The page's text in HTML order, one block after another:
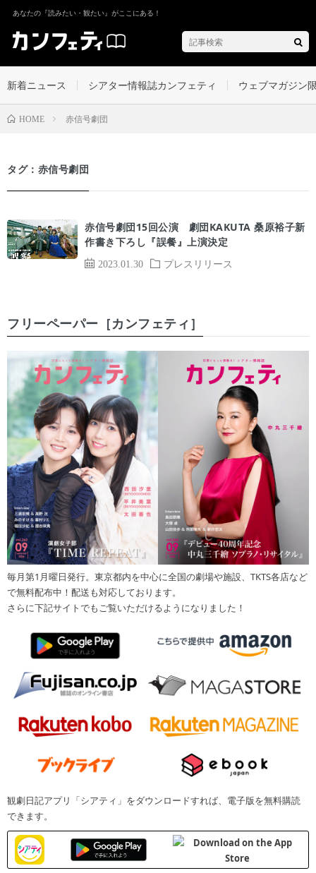
あなたの『読みたい・観たい』がここにある！
新着ニュース シアター情報誌カンフェティ ウェブマガジン
HOME 赤信号劇団
タグ：赤信号劇団
2023.01.30 プレスリリース
赤信号劇団15回公演 劇団KAKUTA 桑原裕子新
作書き下ろし『誤餐』上演決定
フリーペーパー［カンフェティ］
毎月第1月曜日発行。東京都内を中心に全国の劇場や施設、TKTS各店など
で無料配布中！配送も対応しております。
さらに下記サイトでもご覧いただけるようになりました！
観劇日記アプリ「シアティ」をダウンロードすれば、電子版を無料購読
できます。